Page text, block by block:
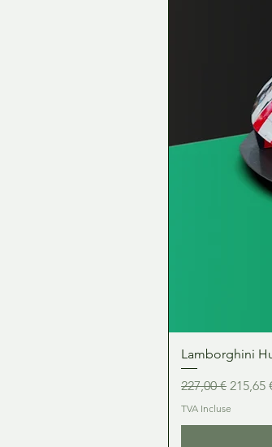
Lamborghini
Prix original
227,00 € Prix
215,65
TVA Incluse